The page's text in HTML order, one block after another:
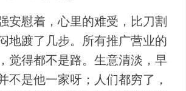
安慰着，心里的难受，比刀割
地踱了几步。所有推广营业的
觉得都不是路。生意清淡，早
不是他一家呀；人们都穷了，